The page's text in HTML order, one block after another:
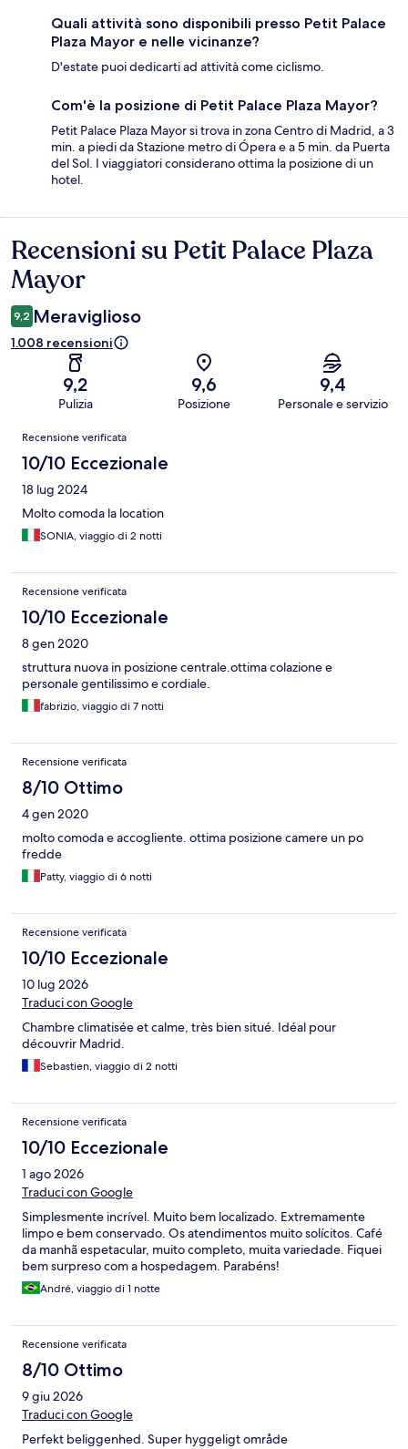
Quali attività sono disponibili presso Petit Palace
Plaza Mayor e nelle vicinanze?
D'estate puoi dedicarti ad attività come ciclismo.
Com'è la posizione di Petit Palace Plaza Mayor?
Petit Palace Plaza Mayor si trova in zona Centro di Madrid, a 3
min. a piedi da Stazione metro di Ópera e a 5 min. da Puerta
del Sol. I viaggiatori considerano ottima la posizione di un
hotel.
Recensioni
Recensioni su Petit Palace Plaza
Mayor
9,2 Meraviglioso
1.008 recensioni
9,2
Pulizia
9,6
Posizione
9,4
Personale e servizio
Recensioni
Recensione verificata
10/10 Eccezionale
18 lug 2024
Molto comoda la location
SONIA, viaggio di 2 notti
Recensione verificata
10/10 Eccezionale
8 gen 2020
struttura nuova in posizione centrale.ottima colazione e
personale gentilissimo e cordiale.
fabrizio, viaggio di 7 notti
Recensione verificata
8/10 Ottimo
4 gen 2020
molto comoda e accogliente. ottima posizione camere un po
fredde
Patty, viaggio di 6 notti
Recensione verificata
10/10 Eccezionale
10 lug 2026
Traduci con Google
Chambre climatisée et calme, très bien situé. Idéal pour
découvrir Madrid.
Sebastien, viaggio di 2 notti
Recensione verificata
10/10 Eccezionale
1 ago 2026
Traduci con Google
Simplesmente incrível. Muito bem localizado. Extremamente
limpo e bem conservado. Os atendimentos muito solícitos. Café
da manhã espetacular, muito completo, muita variedade. Fiquei
bem surpreso com a hospedagem. Parabéns!
André, viaggio di 1 notte
Recensione verificata
8/10 Ottimo
9 giu 2026
Traduci con Google
Perfekt beliggenhed. Super hyggeligt område